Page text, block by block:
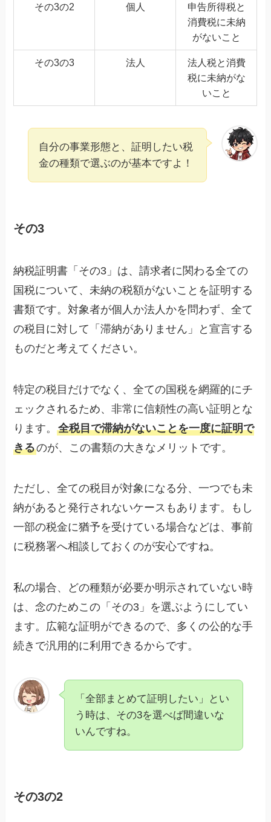
その3の2 個人
申告所得税と
消費税に未納
がないこと
その3の3 法人
法人税と消費
税に未納がな
いこと
自分の事業形態と、証明したい税
金の種類で選ぶのが基本ですよ！
その3
納税証明書「その3」は、請求者に関わる全ての
国税について、未納の税額がないことを証明する
書類です。対象者が個人か法人かを問わず、全て
の税目に対して「滞納がありません」と宣言する
ものだと考えてください。
特定の税目だけでなく、全ての国税を網羅的にチ
ェックされるため、非常に信頼性の高い証明とな
ります。全税目で滞納がないことを一度に証明で
きるのが、この書類の大きなメリットです。
ただし、全ての税目が対象になる分、一つでも未
納があると発行されないケースもあります。もし
一部の税金に猶予を受けている場合などは、事前
に税務署へ相談しておくのが安心ですね。
私の場合、どの種類が必要か明示されていない時
は、念のためこの「その3」を選ぶようにしてい
ます。広範な証明ができるので、多くの公的な手
続きで汎用的に利用できるからです。
「全部まとめて証明したい」とい
う時は、その3を選べば間違いな
いんですね。
その3の2